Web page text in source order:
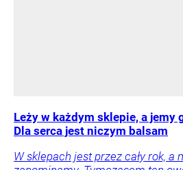
Leży w każdym sklepie, a jemy
Dla serca jest niczym balsam
W sklepach jest przez cały rok, a